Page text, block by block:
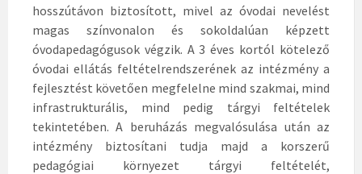
hosszútávon biztosított, mivel az óvodai nevelést
magas színvonalon és sokoldalúan képzett
óvodapedagógusok végzik. A 3 éves kortól kötelező
óvodai ellátás feltételrendszerének az intézmény a
fejlesztést követően megfelelne mind szakmai, mind
infrastrukturális, mind pedig tárgyi feltételek
tekintetében. A beruházás megvalósulása után az
intézmény biztosítani tudja majd a korszerű
pedagógiai környezet tárgyi feltételét,